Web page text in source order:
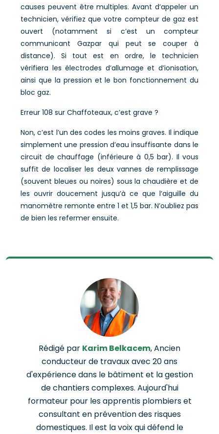
causes peuvent être multiples. Avant d’appeler un
technicien, vérifiez que votre compteur de gaz est
ouvert (notamment si c’est un compteur
communicant Gazpar qui peut se couper à
distance). Si tout est en ordre, le technicien
vérifiera les électrodes d’allumage et d’ionisation,
ainsi que la pression et le bon fonctionnement du
bloc gaz.
Erreur 108 sur Chaffoteaux, c’est grave ?
Non, c’est l’un des codes les moins graves. Il indique
simplement une pression d’eau insuffisante dans le
circuit de chauffage (inférieure à 0,5 bar). Il vous
suffit de localiser les deux vannes de remplissage
(souvent bleues ou noires) sous la chaudière et de
les ouvrir doucement jusqu’à ce que l’aiguille du
manomètre remonte entre 1 et 1,5 bar. N’oubliez pas
de bien les refermer ensuite.
Rédigé par Karim Belkacem, Ancien
conducteur de travaux avec 20 ans
d'expérience dans le bâtiment et la gestion
de chantiers complexes. Aujourd'hui
formateur pour les apprentis plombiers et
consultant en prévention des risques
domestiques. Il est la voix qui défend le